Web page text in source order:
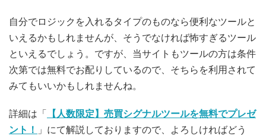
自分でロジックを入れるタイプのものなら便利なツールと
いえるかもしれませんが、そうでなければ怖すぎるツール
といえるでしょう。ですが、当サイトもツールの方は条件
次第では無料でお配りしているので、そちらを利用されて
みてもいいかもしれませんね。
詳細は「 【人数限定】売買シグナルツールを無料でプレゼ
ント！
」にて解説しておりますので、よろしければどう